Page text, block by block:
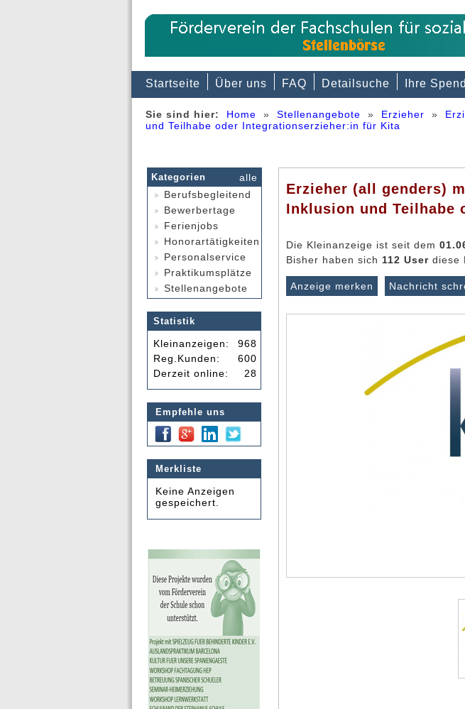
Startseite Über uns FAQ Detailsuche Ihre
Sie sind hier: Home » Stellenangebote » Erzieher »
und Teilhabe oder Integrationserzieher:in für Kita
Kategorien
alle
Berufsbegleitend
Bewerbertage
Ferienjobs
Honorartätigkeiten
Personalservice
Praktikumsplätze
Stellenangebote
Statistik
Kleinanzeigen:
968
Reg.Kunden:
600
Derzeit online:
28
Empfehle uns
Merkliste
Keine Anzeigen
gespeichert.
Erzieher (all genders)
Inklusion und Teilhabe
Die Kleinanzeige ist seit dem
Bisher haben sich 112 User diese
Anzeige merken Nachricht